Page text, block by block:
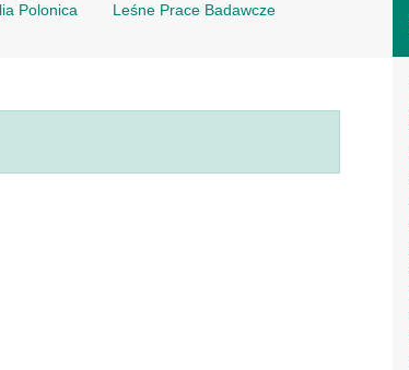
Polonica Leśne Prace Badawcze